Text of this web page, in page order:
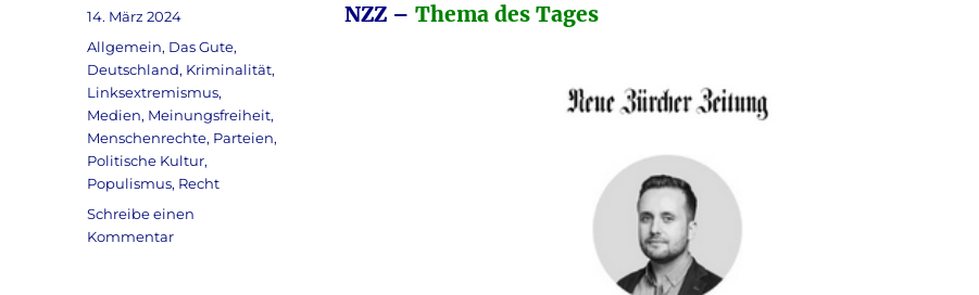
NZZ– Thema des Tages
Veröffentlicht
am
14. März 2024
Kategorien
Allgemein, Das Gute,
Deutschland, Kriminalität,
Linksextremismus,
Medien, Meinungsfreiheit,
Menschenrechte, Parteien,
Politische Kultur,
Populismus, Recht
Schreibe einen
Kommentarzu